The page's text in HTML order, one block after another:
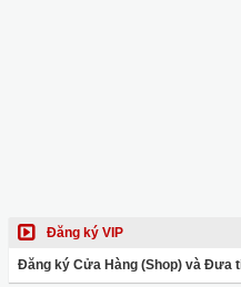
Đăng ký VIP
Đăng ký Cửa Hàng (Shop) và Đưa